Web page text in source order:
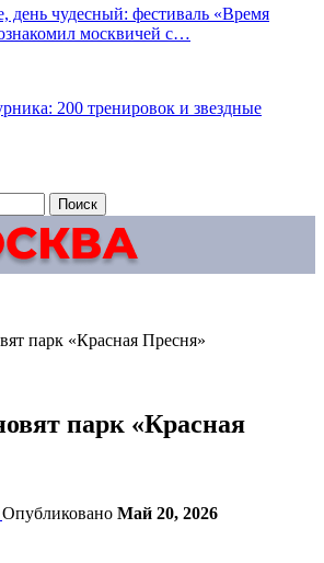
день чудесный: фестиваль «Время
москвичей с…
200 тренировок и звездные
парк «Красная Пресня»
парк «Красная
Опубликовано Май 20, 2026